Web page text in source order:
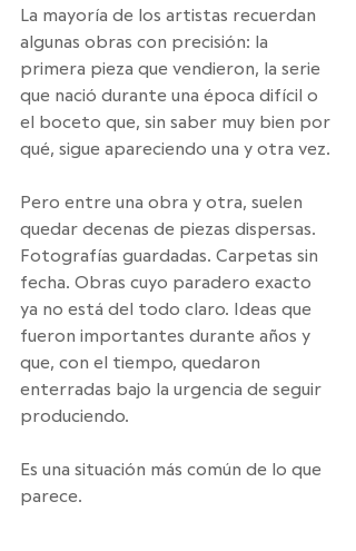
La mayoría de los artistas recuerdan
algunas obras con precisión: la
primera pieza que vendieron, la serie
que nació durante una época difícil o
el boceto que, sin saber muy bien por
qué, sigue apareciendo una y otra vez.
Pero entre una obra y otra, suelen
quedar decenas de piezas dispersas.
Fotografías guardadas. Carpetas sin
fecha. Obras cuyo paradero exacto
ya no está del todo claro. Ideas que
fueron importantes durante años y
que, con el tiempo, quedaron
enterradas bajo la urgencia de seguir
produciendo.
Es una situación más común de lo que
parece.